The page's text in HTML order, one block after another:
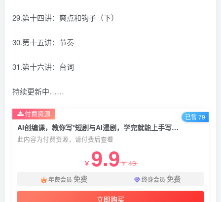
29.第十四讲：爽点和钩子（下）
30.第十五讲：节奏
31.第十六讲：台词
持续更新中……
AI创编课，教你写*短剧与AI漫剧，学完就能上手写剧本，让你的AI创作不再自娱自乐
此内容为付费资源，请付费后查看
￥ 9.9￥49
年费会员 免费 终身会员 免费
立即购买
付费资源 已售 79